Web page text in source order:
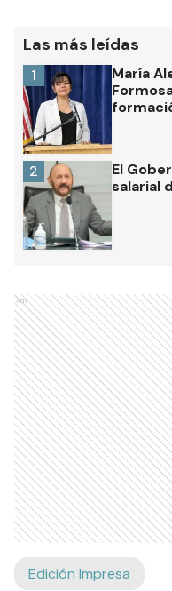
Las más leídas
María
1
El
salarial
2
Ads
Edición Impresa